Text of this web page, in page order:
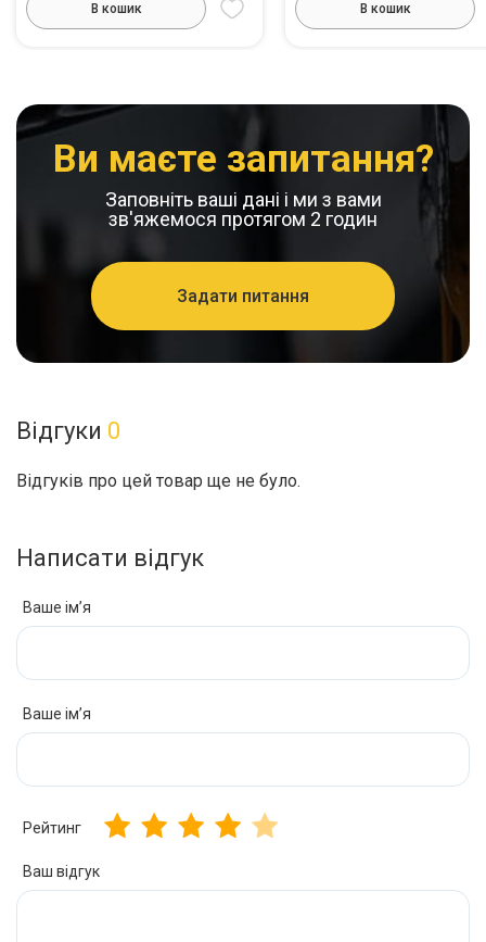
В кошик В кошик
Ви маєте запитання?
Заповніть ваші дані і ми з вами
зв'яжемося протягом 2 годин
Задати питання
Відгуки 0
Відгуків про цей товар ще не було.
Написати відгук
Ваше ім’я
Ваше ім’я
Рейтинг
Ваш відгук